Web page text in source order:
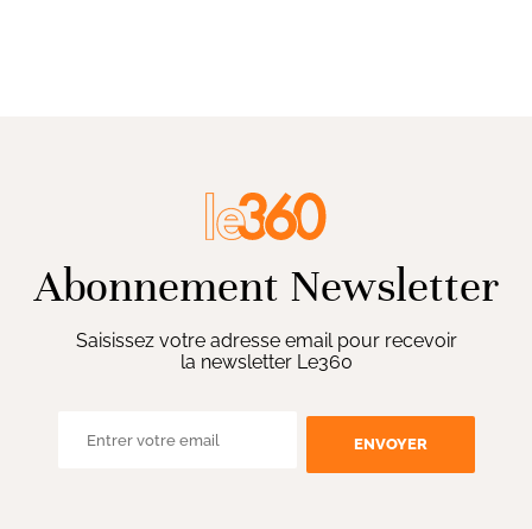
Abonnement Newsletter
Saisissez votre adresse email pour recevoir
la newsletter Le360
ENVOYER